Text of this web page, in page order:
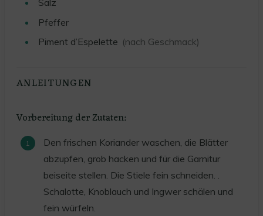
Salz
Pfeffer
Piment d’Espelette (nach Geschmack)
ANLEITUNGEN
Vorbereitung der Zutaten:
Den frischen Koriander waschen, die Blätter
abzupfen, grob hacken und für die Garnitur
beiseite stellen. Die Stiele fein schneiden. .
Schalotte, Knoblauch und Ingwer schälen und
fein würfeln.